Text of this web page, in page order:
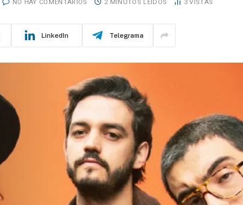
NO HAY COMENTARIOS 2 MINUTOS LEÍDOS 3VISTAS
LinkedIn Telegrama